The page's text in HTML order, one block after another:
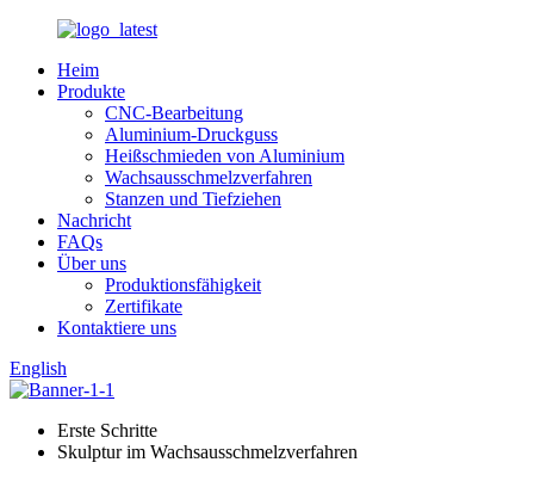
Heim
Produkte
CNC-Bearbeitung
Aluminium-Druckguss
Heißschmieden von Aluminium
Wachsausschmelzverfahren
Stanzen und Tiefziehen
Nachricht
FAQs
Über uns
Produktionsfähigkeit
Zertifikate
Kontaktiere uns
English
Erste Schritte
Skulptur im Wachsausschmelzverfahren